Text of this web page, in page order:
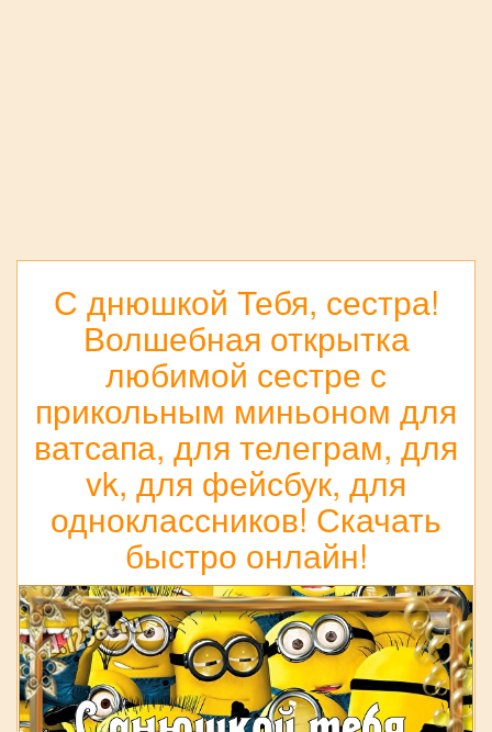
С днюшкой Тебя, сестра!
Волшебная открытка
любимой сестре с
прикольным миньоном для
ватсапа, для телеграм, для
vk, для фейсбук, для
одноклассников! Скачать
быстро онлайн!